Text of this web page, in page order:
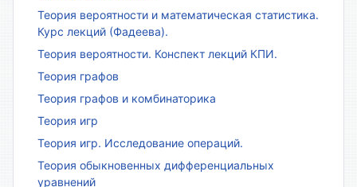
Теория вероятности и математическая статистика.
Курс лекций (Фадеева).
Теория вероятности. Конспект лекций КПИ.
Теория графов
Теория графов и комбинаторика
Теория игр
Теория игр. Исследование операций.
Теория обыкновенных дифференциальных
уравнений